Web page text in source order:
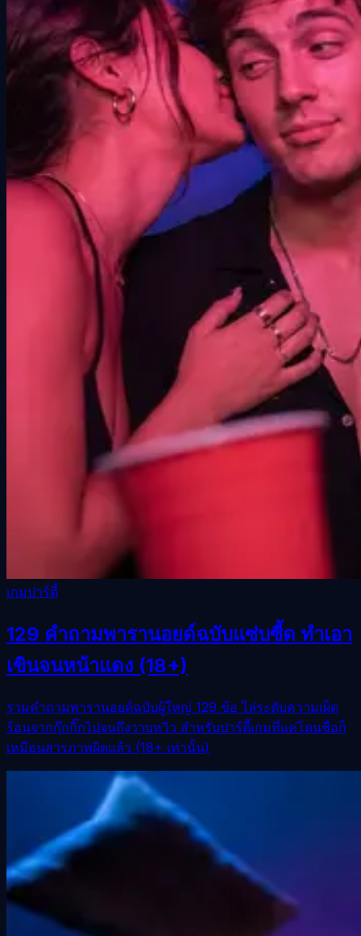
เกมปาร์ตี้
129 คำถามพารานอยด์ฉบับแซ่บซี้ด ทำเอา
เขินจนหน้าแดง (18+)
รวมคำถามพารานอยด์ฉบับผู้ใหญ่ 129 ข้อ ไล่ระดับความเผ็ด
ร้อนจากกุ๊กกิ๊กไปจนถึงวาบหวิว สำหรับปาร์ตี้เกมที่แค่โดนชื่อก็
เหมือนสารภาพผิดแล้ว (18+ เท่านั้น)